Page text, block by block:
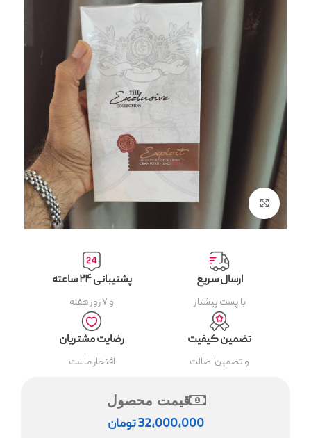
بزرگنمایی تصویر
ارسال سریع
با پست پیشتاز
پشتیبانی ۲۴ ساعته
و ۷ روز هفته
تضمین کیفیت
و تضمین اصالت
رضایت مشتریان
افتخار ماست
قیمت محصول
32,000,000تومان